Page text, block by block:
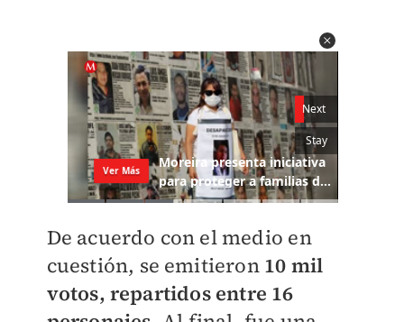
De acuerdo con el medio en
cuestión, se emitieron 10 mil
votos, repartidos entre 16